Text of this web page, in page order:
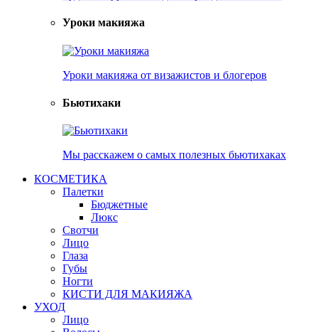
Уроки макияжа
Уроки макияжа от визажистов и блогеров
Бьютихаки
Мы расскажем о самых полезных бьютихаках
КОСМЕТИКА
Палетки
Бюджетные
Люкс
Свотчи
Лицо
Глаза
Губы
Ногти
КИСТИ ДЛЯ МАКИЯЖА
УХОД
Лицо